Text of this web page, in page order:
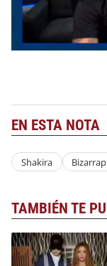
EN ESTA NOTA
Shakira Bizarrap
TAMBIÉN TE